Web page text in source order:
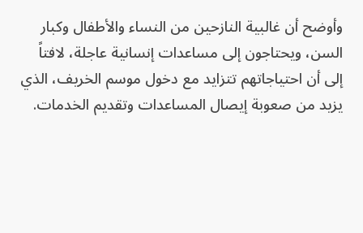
وأوضح أن غالبية النازحين من النساء والأطفال وكبار
السن، ويحتاجون إلى مساعدات إنسانية عاجلة، لافتاً
إلى أن احتياجاتهم تتزايد مع دخول موسم الخريف، الذي
يزيد من صعوبة إيصال المساعدات وتقديم الخدمات.